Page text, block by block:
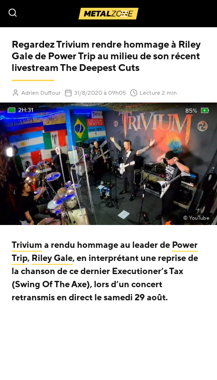
Menu
Regardez Trivium rendre hommage à Riley
Gale de Power Trip au milieu de son récent
livestream The Deepest Cuts
Adrien Duffour 31/8/2020(Mis à jour le
à 09h05 Lecture 2 min.
© YouTube
Trivium a rendu hommage au leader de Power
Trip, Riley Gale, en interprétant une reprise de
la chanson de ce dernier Executioner’s Tax
(Swing Of The Axe), lors d’un concert
retransmis en direct le samedi 29 août.